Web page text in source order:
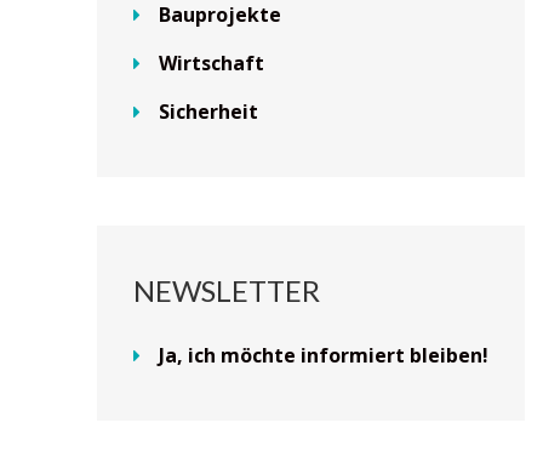
Bauprojekte
Wirtschaft
Sicherheit
NEWSLETTER
Ja, ich möchte informiert bleiben!